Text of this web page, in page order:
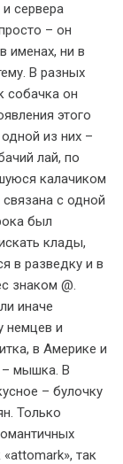
сервера
– он
именах, ни в
В разных
собачка он
этого
из них –
лай, по
калачиком
с одной
был
клады,
в разведку и в
знаком @.
иначе
немцев и
в Америке и
– мышка. В
– булочку
Только
так